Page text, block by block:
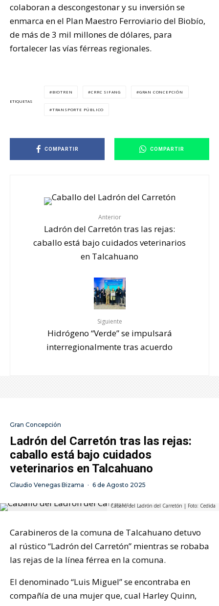
colaboran a descongestonar y su inversión se
enmarca en el Plan Maestro Ferroviario del Biobío,
de más de 3 mil millones de dólares, para
fortalecer las vías férreas regionales.
ETIQUETAS
BIOTREN CRRC SIFANG GRAN CONCEPCIÓN
TRANSPORTE PÚBLICO
COMPARTIR COMPARTIR
Anterior
Ladrón del Carretón tras las rejas:
caballo está bajo cuidados veterinarios
en Talcahuano
Siguiente
Hidrógeno “Verde” se impulsará
interregionalmente tras acuerdo
Gran Concepción
Ladrón del Carretón tras las rejas:
caballo está bajo cuidados
veterinarios en Talcahuano
Claudio Venegas Bizama · 6 de Agosto 2025
Caballo del Ladrón del Carretón | Foto: Cedida
Carabineros de la comuna de Talcahuano detuvo
al rústico “Ladrón del Carretón” mientras se robaba
las rejas de la línea férrea en la comuna.
El denominado “Luis Miguel” se encontraba en
compañía de una mujer que, cual Harley Quinn,